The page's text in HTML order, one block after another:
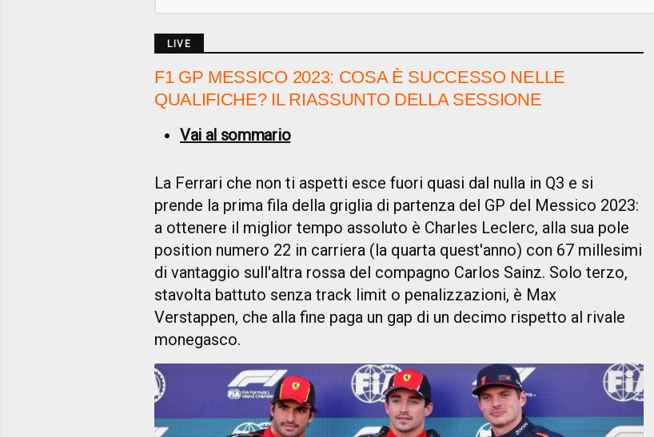
LIVE
F1 GP MESSICO 2023: COSA È SUCCESSO NELLE
QUALIFICHE? IL RIASSUNTO DELLA SESSIONE
Vai al sommario
La Ferrari che non ti aspetti esce fuori quasi dal nulla in Q3 e si
prende la prima fila della griglia di partenza del GP del Messico 2023:
a ottenere il miglior tempo assoluto è Charles Leclerc, alla sua pole
position numero 22 in carriera (la quarta quest'anno) con 67 millesimi
di vantaggio sull'altra rossa del compagno Carlos Sainz. Solo terzo,
stavolta battuto senza track limit o penalizzazioni, è Max
Verstappen, che alla fine paga un gap di un decimo rispetto al rivale
monegasco.